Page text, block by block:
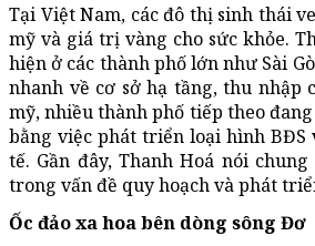
Tại Việt Nam, các đô thị sinh thái
mỹ và giá trị vàng cho sức khỏe.
hiện ở các thành phố lớn như Sài
nhanh về cơ sở hạ tầng, thu nhập
mỹ, nhiều thành phố tiếp theo
bằng việc phát triển loại hình BĐS
tế. Gần đây, Thanh Hoá nói
trong vấn đề quy hoạch và phát
Ốc đảo xa hoa bên dòng sông Đơ